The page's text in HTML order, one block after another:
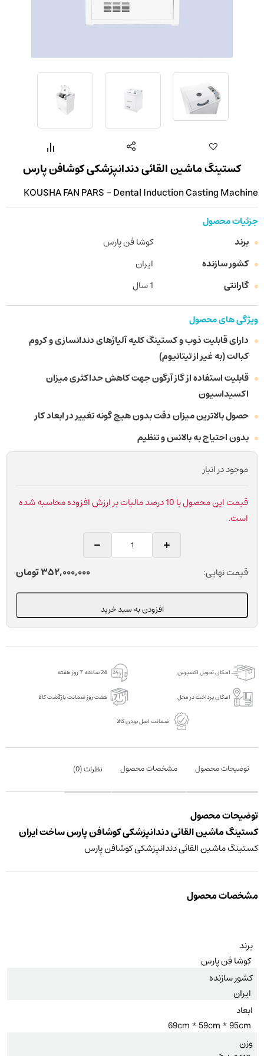
کستینگ ماشین القائی دندانپزشکی کوشافن پارس
KOUSHA FAN PARS - Dental Induction Casting Machine
جزئیات محصول
برند
کوشا فن پارس
کشور سازنده
ایران
گارانتی
1 سال
ویژگی های محصول
دارای قابلیت ذوب و کستینگ کلیه آلیاژهای دندانسازی و کروم
کبالت (به غیر از تیتانیوم)
قابلیت استفاده از گاز آرگون جهت کاهش حداکثری میزان
اکسیداسیون
حصول بالاترین میزان دقت بدون هیچ گونه تغییر در ابعاد کار
بدون احتیاج به بالانس و تنظیم
موجود در انبار
قیمت این محصول با 10 درصد مالیات بر ارزش افزوده محاسبه شده
است.
کستینگ
ماشین
پارس
قیمت نهایی: 352,000,000تومان
افزودن به سبد خرید
امکان تحویل اکسپرس 24 ساعته 7 روز هفته
امکان پرداخت در محل هفت روز ضمانت بازگشت کالا
ضمانت اصل بودن کالا
توضیحات محصول مشخصات محصول نظرات (0
)
توضیحات محصول
کستینگ ماشین القائی دندانپزشکی کوشافن پارس ساخت ایران
کستینگ ماشین القائی دندانپزشکی کوشافن پارس
مشخصات محصول
برند
کوشا فن پارس
کشور سازنده
ایران
ابعاد
69cm * 59cm * 95cm
وزن